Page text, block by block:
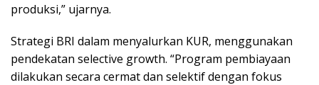
produksi,” ujarnya.
Strategi BRI dalam menyalurkan KUR, menggunakan
pendekatan selective growth. “Program pembiayaan
dilakukan secara cermat dan selektif dengan fokus